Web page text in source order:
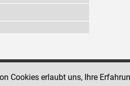
1080 Wien
Cookies erlaubt uns, Ihre